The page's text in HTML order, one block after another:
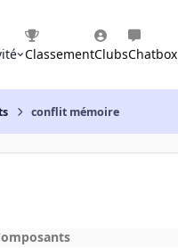
ClassementClubsChatbox
conflit mémoire